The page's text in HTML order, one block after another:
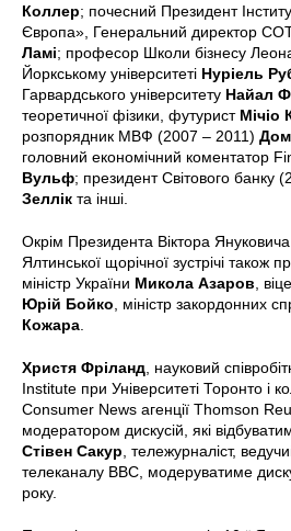
Коллер; почесний Президент
Європа», Генеральний директор
Ламі; професор Школи бізнесу
Йоркському університеті Нуріель
Гарвардського університету Найал
теоретичної фізики, футурист Мічіо
розпорядник МВФ (2007 – 2011)
головний економічний коментатор
Вульф; президент Світового банку
Зеллік та інші.
Окрім Президента Віктора Януковича
Ялтинської щорічної зустрічі також
міністр України Микола Азаров ,
Юрій Бойко , міністр закордонних
Кожара
Христя Фріланд , науковий
Institute при Університеті Торонто і
Consumer News агенції Thomson
модератором дискусій, які
Стівен Сакур , тележурналіст,
телеканалу BBC, модеруватиме
року.